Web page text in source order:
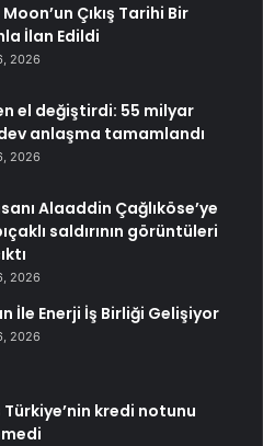
Çıkış Tarihi Bir
İlan Edildi
2026
el değiştirdi: 55 milyar
anlaşma tamamlandı
2026
Alaaddin Çağlıköse’ye
saldırının görüntüleri
2026
İle Enerji İş Birliği Gelişiyor
2026
Türkiye’nin kredi notunu